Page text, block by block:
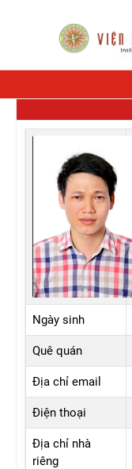
Ngày sinh
Quê quán
Địa chỉ email
Điện thoại
Địa chỉ nhà
riêng